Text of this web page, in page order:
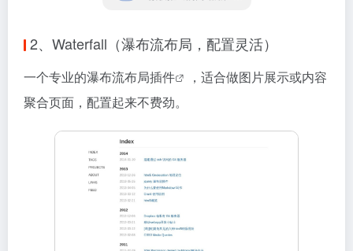
2、Waterfall（瀑布流布局，配置灵活）
一个专业的瀑布流布局插件
，适合做图片展示或内容
聚合页面，配置起来不费劲。